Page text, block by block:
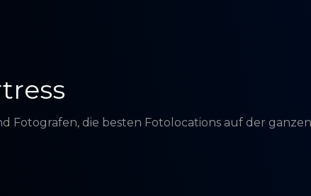
Fotografen, die besten Fotolocations auf der